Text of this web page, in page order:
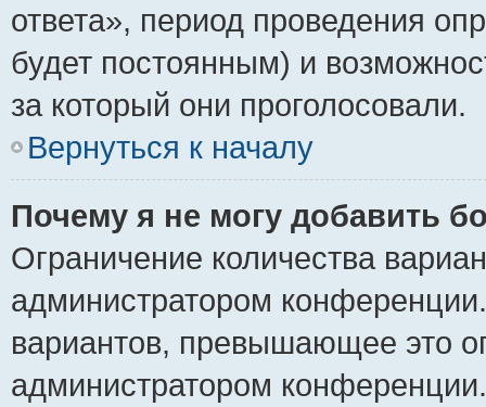
ответа», период проведения
будет постоянным) и
за который они проголосовали.
Вернуться к началу
Почему я не могу добавить
Ограничение количества
администратором
вариантов, превышающее это
администратором конференции.